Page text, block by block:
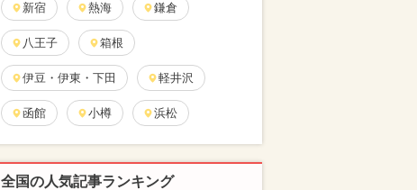
新宿 熱海 鎌倉
八王子 箱根
伊豆・伊東・下田 軽井沢
函館 小樽 浜松
全国の人気記事ランキング